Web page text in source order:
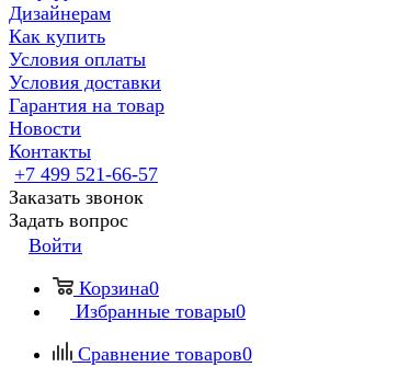
Дизайнерам
Как купить
Условия оплаты
Условия доставки
Гарантия на товар
Новости
Контакты
+7 499 521-66-57
Заказать звонок
Задать вопрос
Войти
Корзина0
Избранные товары0
Сравнение товаров0